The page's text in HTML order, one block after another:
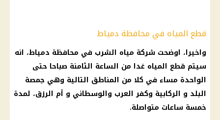
قطع المياه في محافظة دمياط
واخيرا، اوضحت شركة مياه الشرب في محافظة دمياط، انه
سيتم قطع المياه غدا من الساعة الثامنة صباحا حتى
الواحدة مساء في كلا من المناطق التالية وهي جمصة
البلد و الركابية وكفر العرب والوسطاني و أم الرزق، لمدة
خمسة ساعات متواصلة.